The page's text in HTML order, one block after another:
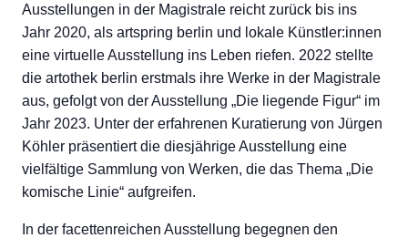
Ausstellungen in der Magistrale reicht zurück bis ins
Jahr 2020, als artspring berlin und lokale Künstler:innen
eine virtuelle Ausstellung ins Leben riefen. 2022 stellte
die artothek berlin erstmals ihre Werke in der Magistrale
aus, gefolgt von der Ausstellung „Die liegende Figur“ im
Jahr 2023. Unter der erfahrenen Kuratierung von Jürgen
Köhler präsentiert die diesjährige Ausstellung eine
vielfältige Sammlung von Werken, die das Thema „Die
komische Linie“ aufgreifen.
In der facettenreichen Ausstellung begegnen den